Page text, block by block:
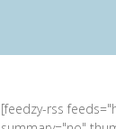
[feedzy-rss